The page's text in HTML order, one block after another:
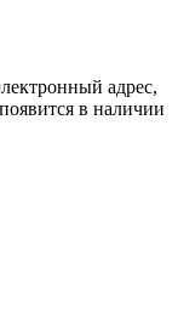
адрес,
в наличии